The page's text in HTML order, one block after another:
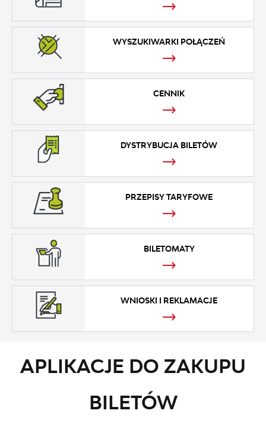
WYSZUKIWARKI POŁĄCZEŃ
CENNIK
DYSTRYBUCJA BILETÓW
PRZEPISY TARYFOWE
BILETOMATY
WNIOSKI I REKLAMACJE
APLIKACJE DO ZAKUPU
BILETÓW